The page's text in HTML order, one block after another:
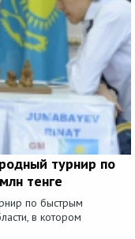
турнир по
тенге
по быстрым
в котором